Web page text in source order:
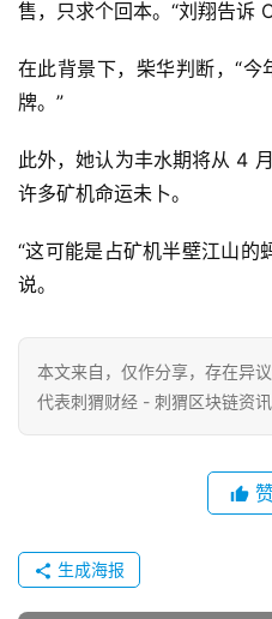
售，只求个回本。“刘翔告诉
在此背景下，柴华判断，“
牌。”
此外，她认为丰水期将从 4
许多矿机命运未卜。
“这可能是占矿机半壁江山的
说。
本文来自 ，仅作分享，存在异
代表刺猬财经 - 刺猬区块链资讯
生成海报